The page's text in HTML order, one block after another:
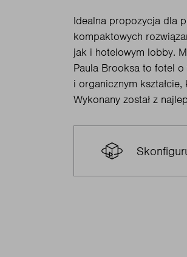
Idealna propozycja dla
kompaktowych
jak i hotelowym lobby.
Paula Brooksa to fotel
i organicznym
Wykonany został z